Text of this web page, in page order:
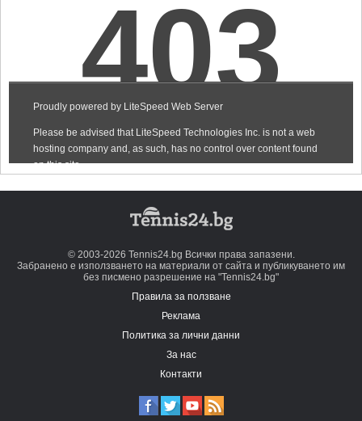
© 2003-2026 Tennis24.bg Всички права запазени.
Забранено е използването на материали от сайта и публикуването им
без писмено разрешение на "Tennis24.bg"
Правила за ползване
Реклама
Политика за лични данни
За нас
Контакти